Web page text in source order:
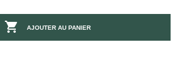
 AJOUTER AU PANIER